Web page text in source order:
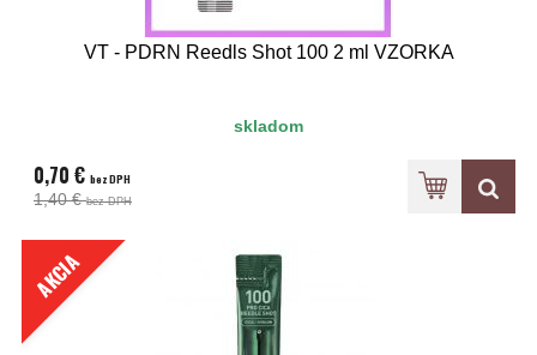
VT - PDRN Reedls Shot 100 2 ml VZORKA
skladom
0,70 € bez DPH
1,40 €bez DPH
AKCIA